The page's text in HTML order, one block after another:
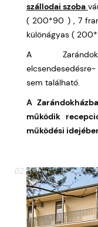
szállodai szoba
( 200*90 ) , 7
különágyas (
A
sem található.
A
működik
működési
02